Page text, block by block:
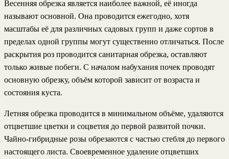
Весенняя обрезка является наиболее важной, её иногда
называют основной. Она проводится ежегодно, хотя
масштабы её для различных садовых групп и даже сортов в
пределах одной группы могут существенно отличаться. После
раскрытия роз проводится санитарная обрезка, оставляют
только живые побеги. С началом набухания почек проводят
основную обрезку, объём которой зависит от возраста и
состояния куста.
Летняя обрезка проводится в минимальном объёме, удаляются
отцветшие цветки и соцветия до первой развитой почки.
Чайно-гибридные розы обрезаются с частью стебля до первого
настоящего листа. Своевременное удаление отцветших